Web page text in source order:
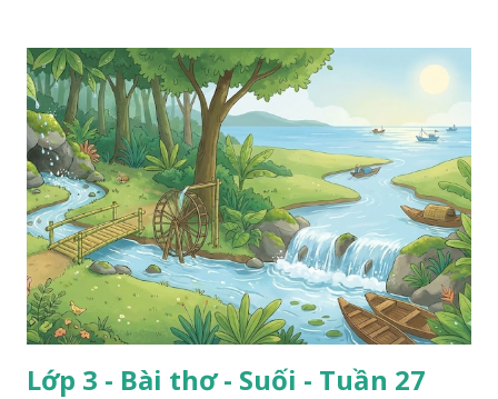
Lớp 3 - Bài thơ - Suối - Tuần 27